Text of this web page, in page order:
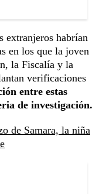
extranjeros habrían
en los que la joven
la Fiscalía y la
verificaciones
entre estas
de investigación.
de Samara, la niña